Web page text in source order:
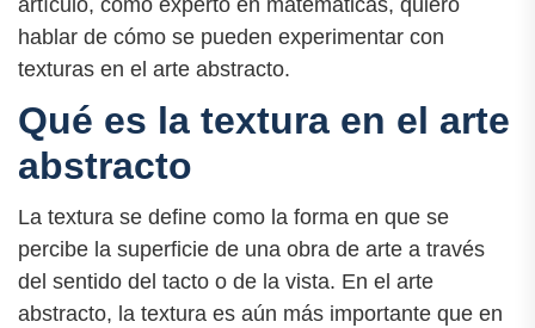
artículo, como experto en matemáticas, quiero
hablar de cómo se pueden experimentar con
texturas en el arte abstracto.
Qué es la textura en el arte
abstracto
La textura se define como la forma en que se
percibe la superficie de una obra de arte a través
del sentido del tacto o de la vista. En el arte
abstracto, la textura es aún más importante que en